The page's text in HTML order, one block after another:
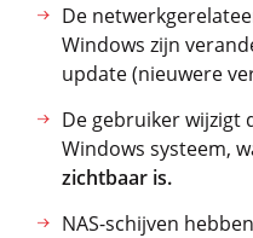
De
Windows zijn
update (nieuwere
De gebruiker wijzigt
Windows systeem,
zichtbaar is.
NAS-schijven